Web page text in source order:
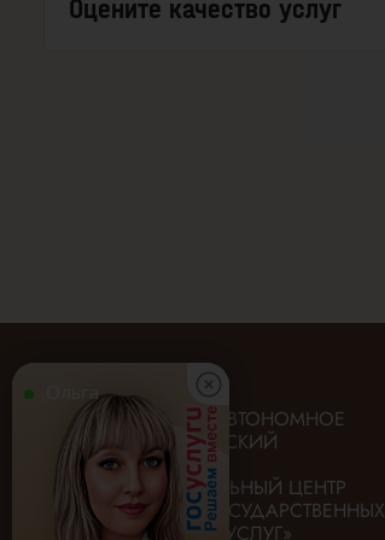
Ольга
Оцените качество услуг
ГОСУДАРСТВЕННОЕ АВТОНОМНОЕ
УЧРЕЖДЕНИЕ «ИРКУТСКИЙ
ОБЛАСТНОЙ
МНОГОФУНКЦИОНАЛЬНЫЙ ЦЕНТР
ПРЕДОСТАВЛЕНИЯ ГОСУДАРСТВЕННЫХ
И МУНИЦИПАЛЬНЫХ УСЛУГ»